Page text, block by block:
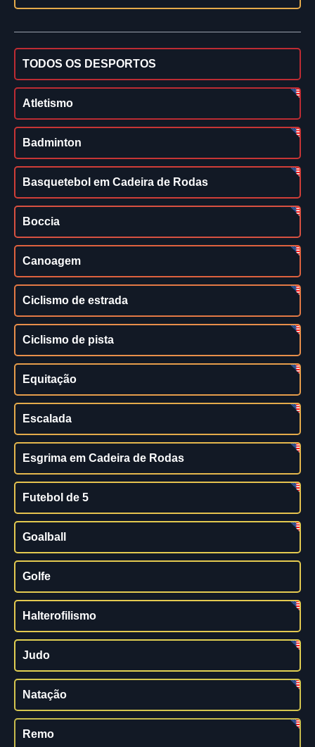
TODOS OS DESPORTOS
Atletismo
Badminton
Basquetebol em Cadeira de Rodas
Boccia
Canoagem
Ciclismo de estrada
Ciclismo de pista
Equitação
Escalada
Esgrima em Cadeira de Rodas
Futebol de 5
Goalball
Golfe
Halterofilismo
Judo
Natação
Remo